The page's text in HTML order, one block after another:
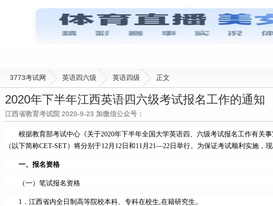
3773考试网 英语四六级 英语四级 正文
2020年下半年江西英语四六级考试报名工作的通知
江西省教育考试院 2020-9-23 加微信公众号：
根据教育部考试中心《关于2020年下半年全国大学英语四、六级考试报名工作有关
（以下简称CET-SET）将分别于12月12日和11月21—22日举行。为保证考试顺利实施，
一、报名资格
（一）笔试报名资格
1．江西省内全日制高等院校本科、专科在校生,在籍研究生。